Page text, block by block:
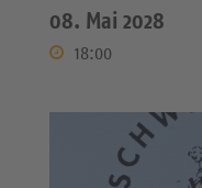
08. Mai 2028
18:00